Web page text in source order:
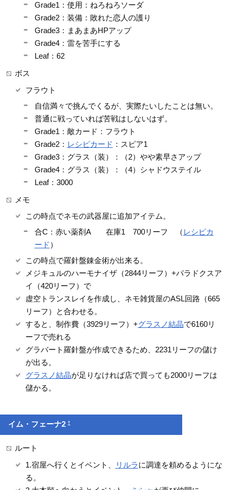
Grade1：使用：ねろねろソーダ
Grade2：装備：敗れた恋人の護り
Grade3：まあまあHPアップ
Grade4：雷を苦手にする
Leaf：62
ボス
フラウト
自信満々で挑んでくるが、実際たいしたことは無い。
普通に戦っていれば苦戦はしないはず。
Grade1：敵カード：フラウト
Grade2： レシピカード ：スピア1
Grade3：グラス（装）：（2）やや素早さアップ
Grade4：グラス（装）：（4）シャドウステイル
Leaf：3000
メモ
この時点でネモの武器屋に追加アイテム。
合C：赤い薬剤A 在庫1 700リーフ （ レシピカ
ード ）
この時点で羅針盤錬金術が出来る。
メジキュルのハーモナイザ（2844リーフ）+パラドクスア
イ（420リーフ）で
虚空トランスレイを作成し、ネモ雑貨屋のASL回路（665
リーフ）と合わせる。
すると、制作費（3929リーフ）+グラスノ結晶で6160リ
ーフで売れる
グラバート羅針盤が作成できるため、2231リーフの儲け
が出る。
グラスノ結晶が足りなければ店で買っても2000リーフは
儲かる。
イム・フェーナ2†
ルート
1.宿屋へ行くとイベント、
リルラに調達を頼めるようにな
る。